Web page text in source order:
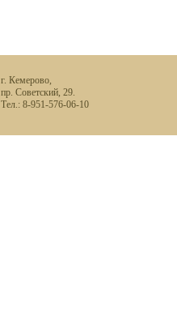
г. Кемерово,
пр. Советский, 29.
Тел.: 8-951-576-06-10